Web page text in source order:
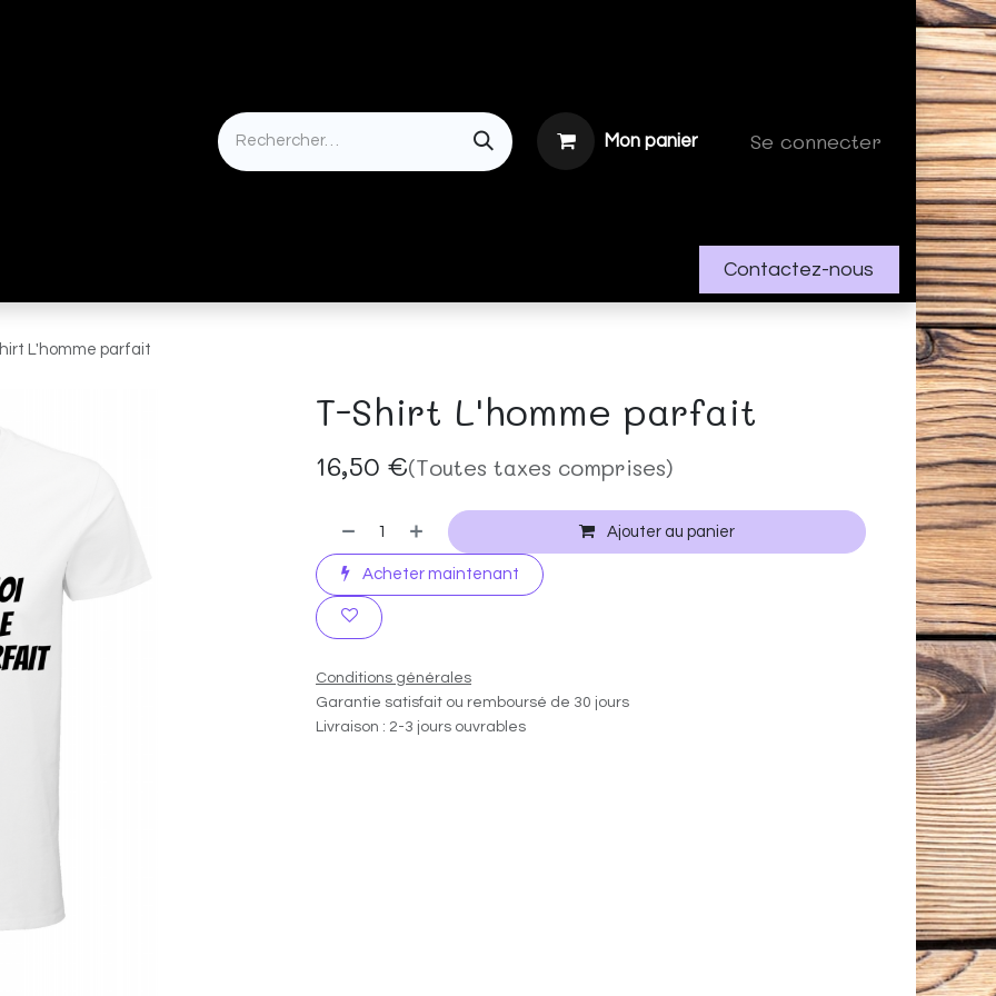
Mon panier Se connecter
Contactez-nous
L'homme parfait
T-Shirt L'homme parfait
16,50 €(Toutes taxes comprises)
Ajouter au panier
Acheter maintenant
Conditions générales
Garantie satisfait ou remboursé de 30 jours
Livraison : 2-3 jours ouvrables